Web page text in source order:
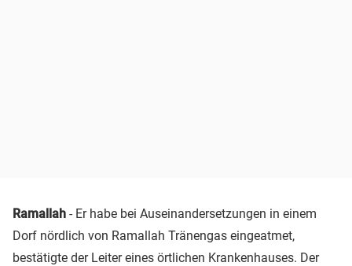
Ramallah - Er habe bei Auseinandersetzungen in einem
Dorf nördlich von Ramallah Tränengas eingeatmet,
bestätigte der Leiter eines örtlichen Krankenhauses. Der